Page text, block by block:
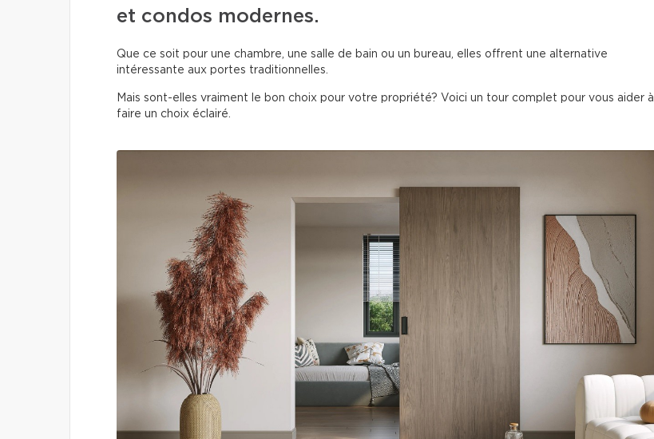
et condos modernes.
Que ce soit pour une chambre, une salle de bain ou un bureau, elles offrent une alternative
intéressante aux portes traditionnelles.
Mais sont-elles vraiment le bon choix pour votre propriété? Voici un tour complet pour vous aider à
faire un choix éclairé.